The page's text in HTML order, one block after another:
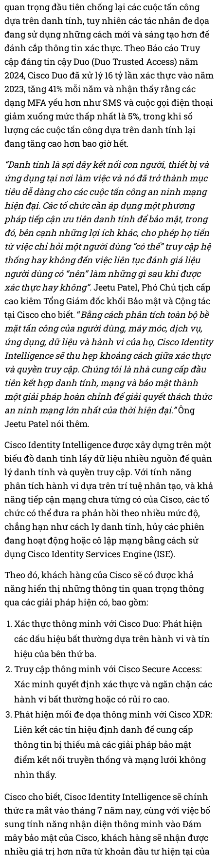
quan trọng đầu tiên chống lại các cuộc tấn công
dựa trên danh tính, tuy nhiên các tác nhân đe dọa
đang sử dụng những cách mới và sáng tạo hơn để
đánh cắp thông tin xác thực. Theo Báo cáo Truy
cập đáng tin cậy Duo (Duo Trusted Access) năm
2024, Cisco Duo đã xử lý 16 tỷ lần xác thực vào năm
2023, tăng 41% mỗi năm và nhận thấy rằng các
dạng MFA yếu hơn như SMS và cuộc gọi điện thoại
giảm xuống mức thấp nhất là 5%, trong khi số
lượng các cuộc tấn công dựa trên danh tính lại
đang tăng cao hơn bao giờ hết.
“Danh tính là sợi dây kết nối con người, thiết bị và
ứng dụng tại nơi làm việc và nó đã trở thành mục
tiêu dễ dàng cho các cuộc tấn công an ninh mạng
hiện đại. Các tổ chức cần áp dụng một phương
pháp tiếp cận ưu tiên danh tính để bảo mật, trong
đó, bên cạnh những lợi ích khác, cho phép họ tiến
từ việc chỉ hỏi một người dùng “có thể” truy cập hệ
thống hay không đến việc liên tục đánh giá liệu
người dùng có “nên” làm những gì sau khi được
xác thực hay không”.Jeetu Patel, Phó Chủ tịch cấp
cao kiêm Tổng Giám đốc khối Bảo mật và Cộng tác
tại Cisco cho biết. “Bằng cách phân tích toàn bộ bề
mặt tấn công của người dùng, máy móc, dịch vụ,
ứng dụng, dữ liệu và hành vi của họ, Cisco Identity
Intelligence sẽ thu hẹp khoảng cách giữa xác thực
và quyền truy cập. Chúng tôi là nhà cung cấp đầu
tiên kết hợp danh tính, mạng và bảo mật thành
một giải pháp hoàn chỉnh để giải quyết thách thức
an ninh mạng lớn nhất của thời hiện đại.”Ông
Jeetu Patel nói thêm.
Cisco Identity Intelligence được xây dựng trên một
biểu đồ danh tính lấy dữ liệu nhiều nguồn để quản
lý danh tính và quyền truy cập. Với tính năng
phân tích hành vi dựa trên trí tuệ nhân tạo, và khả
năng tiếp cận mạng chưa từng có của Cisco, các tổ
chức có thể đưa ra phản hồi theo nhiềumức độ,
chẳng hạn như cách ly danh tính, hủy các phiên
đang hoạt động hoặc cô lập mạng bằng cách sử
dụng Cisco Identity Services Engine (ISE).
Theođó, khách hàng của Cisco sẽ có được khả
năng hiển thị những thông tin quan trọng thông
qua các giải pháp hiện có, bao gồm:
Xác thực thông minh với Cisco Duo: Phát hiện
các dấu hiệu bất thường dựa trên hành vi và tín
hiệu của bên thứ ba.
Truy cập thông minh với Cisco Secure Access:
Xác minh quyết định xác thực và ngăn chặn các
hành vi bất thường hoặc có rủi ro cao.
Phát hiện mối đe dọa thông minh với Cisco XDR:
Liên kết các tín hiệu định danh để cung cấp
thông tin bị thiếu mà các giải pháp bảo mật
điểm kết nối truyền thống và mạng lưới không
nhìn thấy.
Cisco chobiết, CisocIdentity Intelligence sẽ chính
thứcra mắt vào tháng 7 năm nay, cùng vớiviệc bổ
sung tính năng nhận diện thông minh vào Đám
mây bảo mật của Cisco, khách hàng sẽ nhận được
nhiều giá trị hơn nữa từ khoản đầu tư hiện tại của